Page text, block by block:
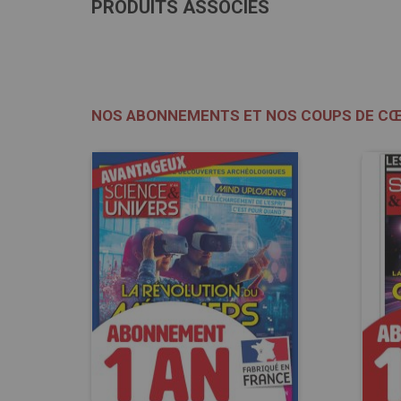
PRODUITS ASSOCIÉS
NOS ABONNEMENTS ET NOS COUPS DE